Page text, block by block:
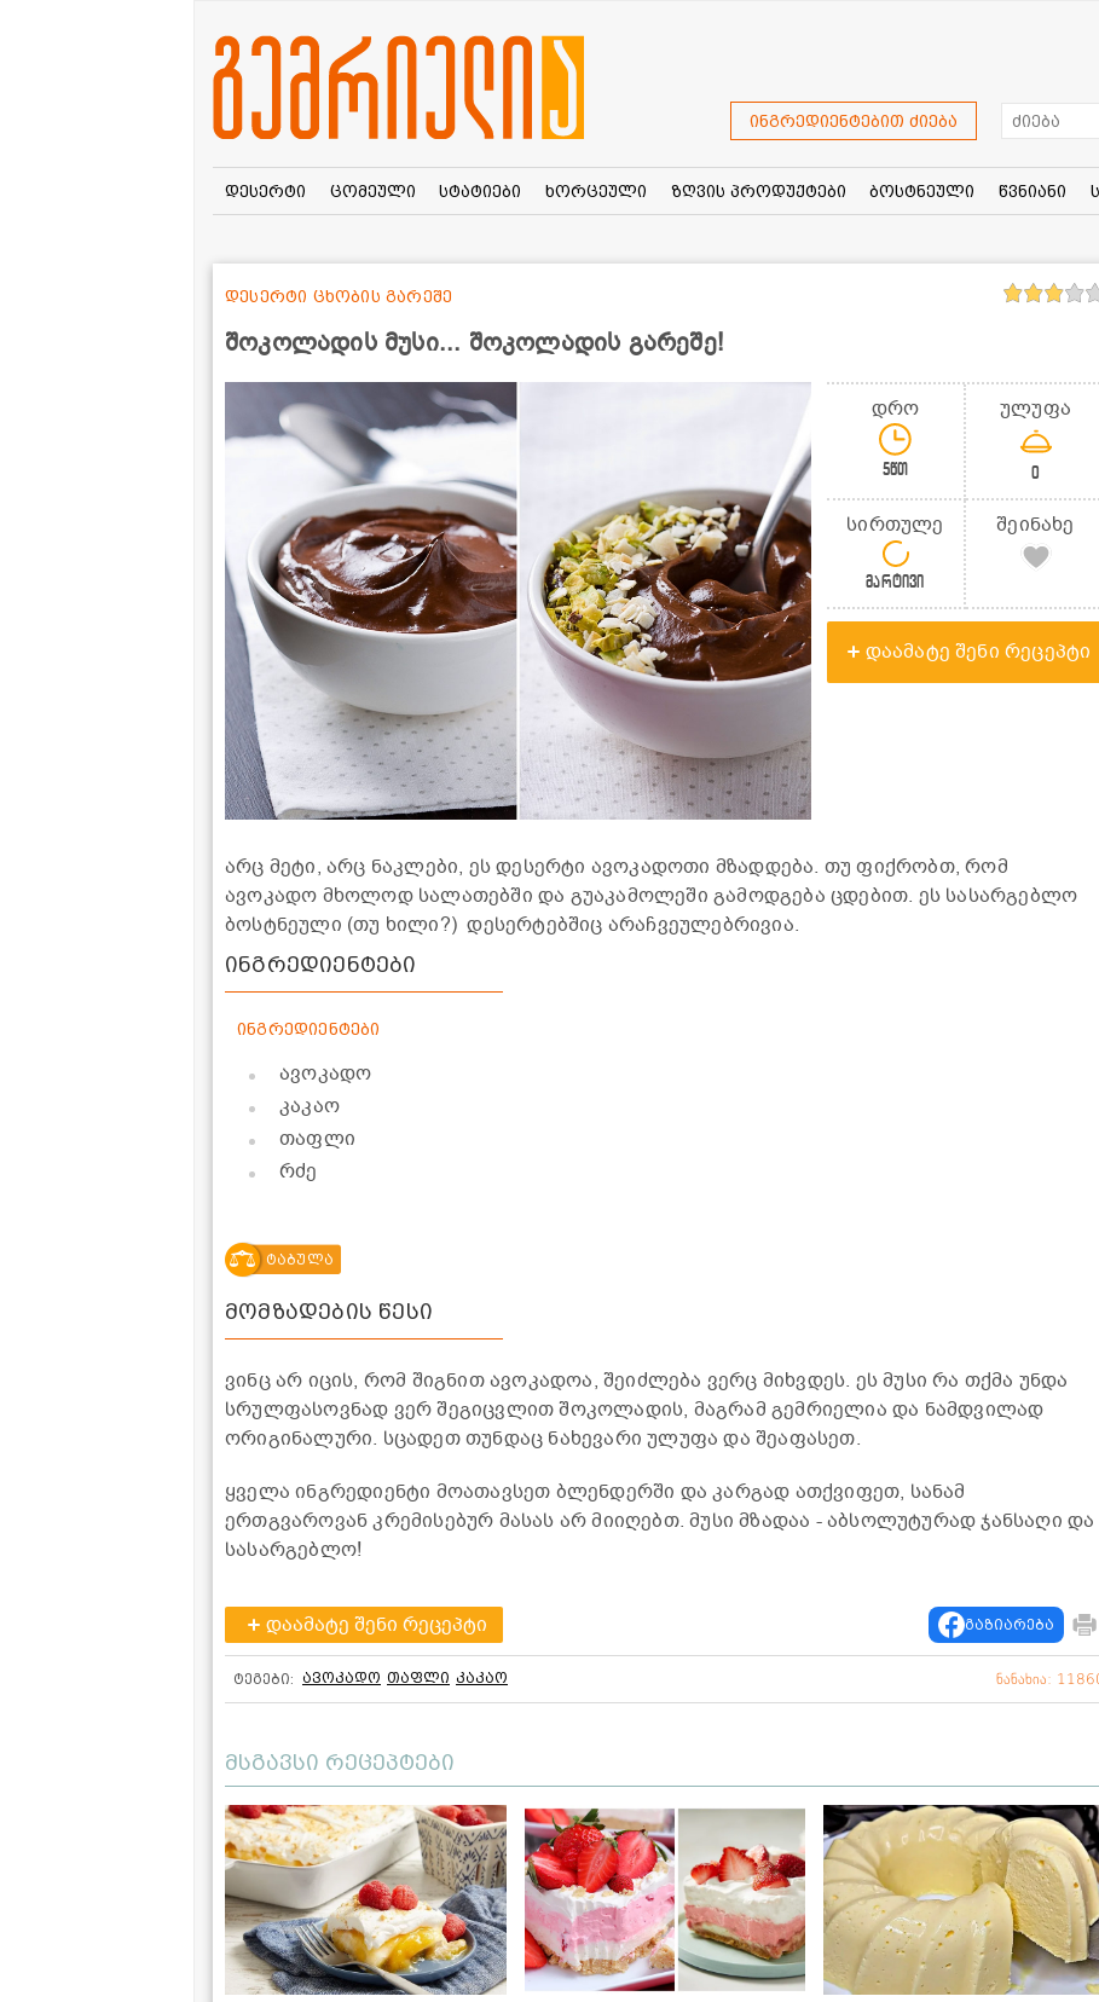
ინგრედიენტებით ძიება
დესერტი ცომეული სტატიები ხორცეული ზღვის პროდუქტები ბოსტნეული წვნიანი
შოკოლადის მუსი... შოკოლადის გარეშე!
დესერტი ცხობის გარეშე
დრო
5წთ
ულუფა
0
სირთულე
მარტივი
შეინახე
დაამატე შენი რეცეპტი
არც მეტი, არც ნაკლები, ეს დესერტი ავოკადოთი მზადდება. თუ ფიქრობთ, რომ
ავოკადო მხოლოდ სალათებში და გუაკამოლეში გამოდგება ცდებით. ეს სასარგებლო
ბოსტნეული (თუ ხილი?) დესერტებშიც არაჩვეულებრივია.
ინგრედიენტები
ინგრედიენტები
ავოკადო
კაკაო
თაფლი
რძე
ტაბულა
მომზადების წესი
ვინც არ იცის, რომ შიგნით ავოკადოა, შეიძლება ვერც მიხვდეს. ეს მუსი რა თქმა უნდა
სრულფასოვნად ვერ შეგიცვლით შოკოლადის, მაგრამ გემრიელია და ნამდვილად
ორიგინალური. სცადეთ თუნდაც ნახევარი ულუფა და შეაფასეთ.
ყველა ინგრედიენტი მოათავსეთ ბლენდერში და კარგად ათქვიფეთ, სანამ
ერთგვაროვან კრემისებურ მასას არ მიიღებთ. მუსი მზადაა - აბსოლუტურად ჯანსაღი და
სასარგებლო!
დაამატე შენი რეცეპტი გაზიარება
ტეგები: ავოკადო თაფლი კაკაო ნანახია:
მსგავსი რეცეპტები